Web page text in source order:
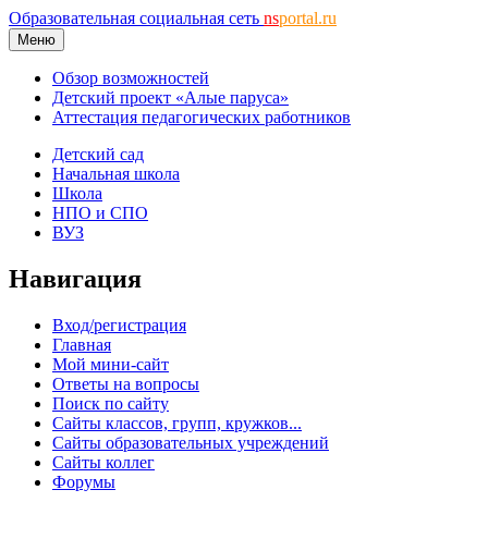
Образовательная социальная сеть nsportal.ru
Меню
Обзор возможностей
Детский проект «Алые паруса»
Аттестация педагогических работников
Детский сад
Начальная школа
Школа
НПО и СПО
ВУЗ
Навигация
Вход/регистрация
Главная
Мой мини-сайт
Ответы на вопросы
Поиск по сайту
Сайты классов, групп, кружков...
Сайты образовательных учреждений
Сайты коллег
Форумы